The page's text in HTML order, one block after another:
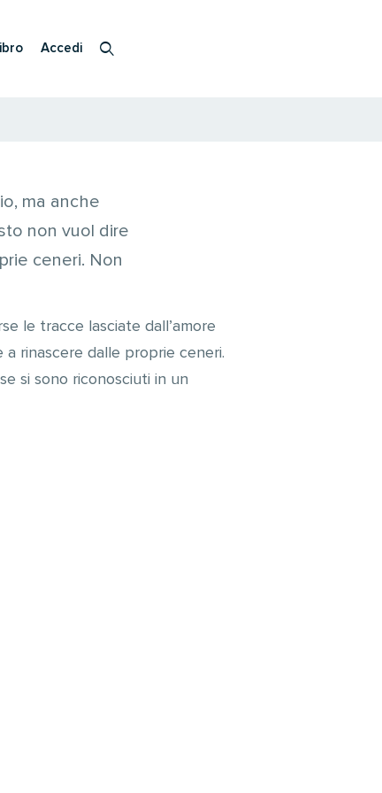
Accedi
ma anche
non vuol dire
ceneri. Non
le tracce lasciate dall’amore
rinascere dalle proprie ceneri.
si sono riconosciuti in un